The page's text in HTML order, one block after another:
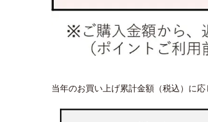
当年のお買い上げ累計金額（税込）に